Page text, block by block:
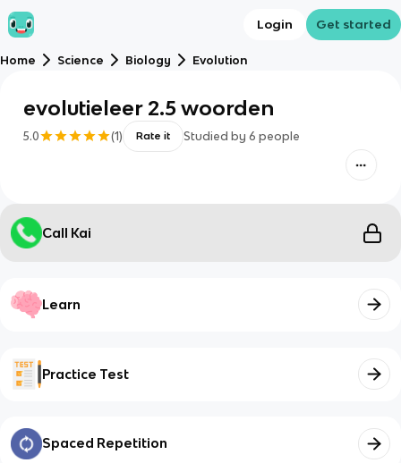
Login Get started
Home Science Biology Evolution
evolutieleer 2.5 woorden
5.0 (1) Rate it Studied by 6 people
Call Kai
Learn
Practice Test
Spaced Repetition